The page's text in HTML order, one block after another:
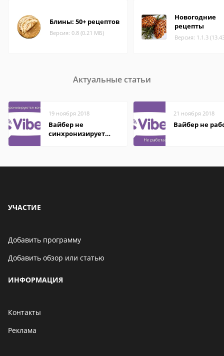
Блины: 50+ рецептов
Версия: 0.8 (0.21 МБ)
Новогодние
рецепты
Версия: 1.1.3
Актуальные статьи
19 ноября 2018
Вайбер не
синхронизирует
21 ноября 2018
Вайбер не
УЧАСТИЕ
Добавить программу
Добавить обзор или статью
ИНФОРМАЦИЯ
Контакты
Реклама